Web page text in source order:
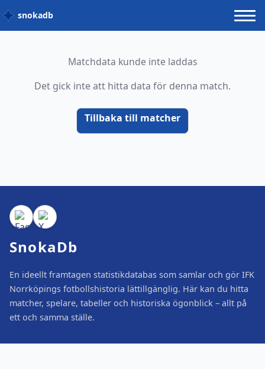
snokadb
Matchdata kunde inte laddas
Det gick inte att hitta data för denna match.
Tillbaka till matcher
SnokaDb
En ideellt framtagen statistikdatabas som samlar och gör IFK
Norrköpings fotbollshistoria lättillgänglig. Här kan du hitta
matcher, spelare, tabeller och historiska ögonblick – allt på
ett och samma ställe.